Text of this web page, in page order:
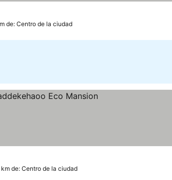
de: Centro de la ciudad
de: Centro de la ciudad